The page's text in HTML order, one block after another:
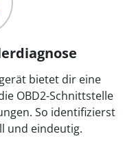
bietet dir eine
OBD2-Schnittstelle
So identifizierst
und eindeutig.